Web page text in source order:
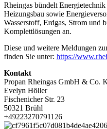
Rheingas bündelt
Heizungsbau sowie
Wasserstoff, Erdgas, Strom und
Komplettlösungen an.
Diese und weitere Meldungen
finden Sie unter: https://
Kontakt
Propan Rheingas GmbH & Co.
Evelyn Höller
Fischenicher Str. 23
50321 Brühl
+49223270791126